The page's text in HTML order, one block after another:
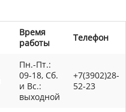
Время
работы
Телефон
Пн.-Пт.:
09-18, Сб.
и Вс.:
выходной
+7(3902)28-
52-23